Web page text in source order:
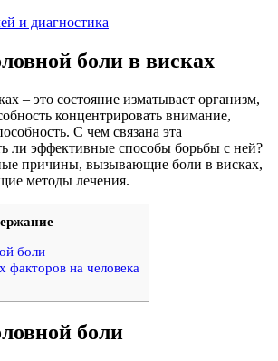
и диагностика
боли в висках
– это состояние изматывает организм,
концентрировать внимание,
С чем связана эта
ли эффективные способы борьбы с ней?
причины, вызывающие боли в висках,
методы лечения.
боли
факторов на человека
боли